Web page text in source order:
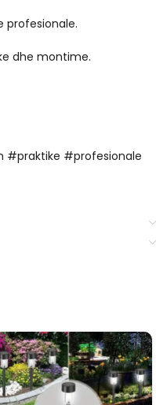
profesionale.
dhe montime.
#profesionale